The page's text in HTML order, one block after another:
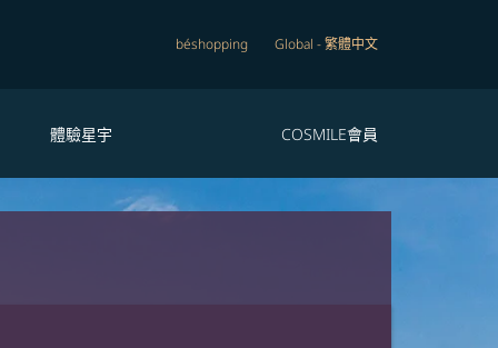
béshopping Global -繁體中文
體驗星宇 COSMILE會員